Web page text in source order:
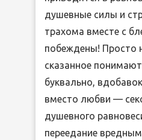
душевные силы и
трахома вместе с
побеждены! Просто
сказанное
буквально,
вместо любви —
душевного
переедание